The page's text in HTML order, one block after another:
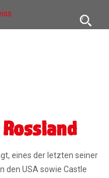
eines der letzten seiner
den USA sowie Castle